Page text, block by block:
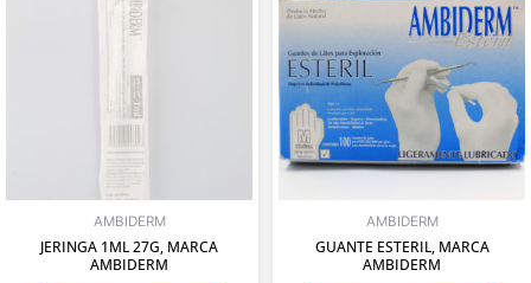
AMBIDERM
JERINGA 1ML 27G, MARCA
AMBIDERM
AMBIDERM
GUANTE ESTERIL, MARCA
AMBIDERM